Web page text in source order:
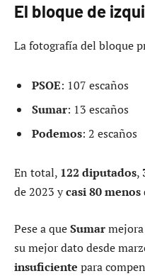
El bloque de
La fotografía del bloque
PSOE: 107 escaños
Sumar: 13 escaños
Podemos: 2 escaños
En total, 122 diputados,
de 2023 ycasi 80 menos
Pese a queSumar
su mejor dato desde
insuficiente para